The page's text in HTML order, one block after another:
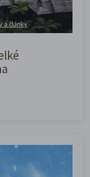
a články